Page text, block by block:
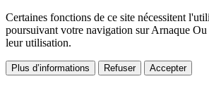
Certaines fonctions de ce site nécessitent
poursuivant votre navigation sur Arnaque
leur utilisation.
Plus d’informations Refuser Accepter